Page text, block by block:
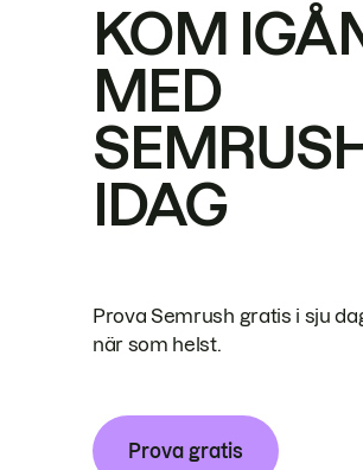
KOM
MED
IDAG
Prova Semrush gratis i sju
när som helst.
Prova gratis